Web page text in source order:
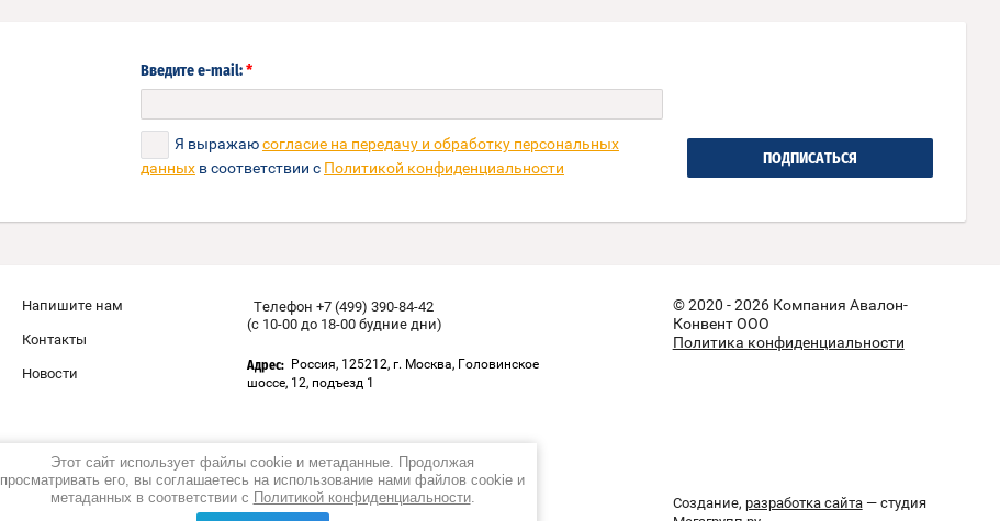
Этот сайт использует файлы cookie и метаданные. Продолжая
просматривать его, вы соглашаетесь на использование нами файлов cookie и
метаданных в соответствии с Политикой конфиденциальности.
Введите e-mail: *
Я выражаюсогласие на передачу и обработку персональных
данныхв соответствии с Политикой конфиденциальности ПОДПИСАТЬСЯ
Напишите нам
Контакты
Новости
Телефон +7 (499) 390-84-42
(с 10-00 до 18-00 будние дни)
Адрес: Россия, 125212, г. Москва, Головинское
шоссе, 12, подъезд 1
© 2020 - 2026 Компания Авалон-
Конвент ООО
Политика конфиденциальности
Создание, разработка сайта— студия